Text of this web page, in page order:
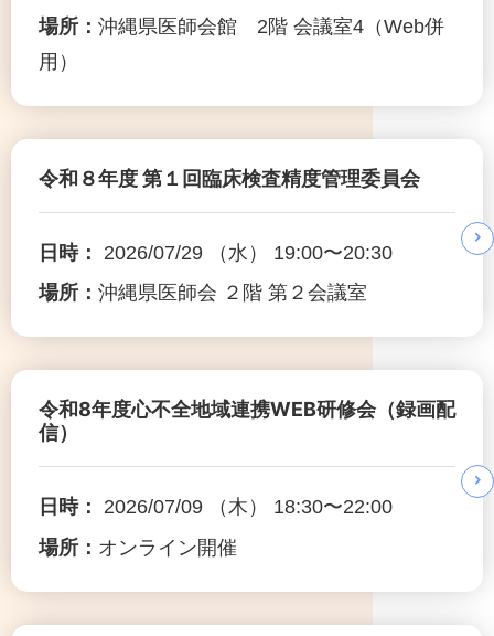
場所： 沖縄県医師会館 2階 会議室4（Web併
用）
令和８年度 第１回臨床検査精度管理委員会
日時：
2026/07/29 （水） 19:00〜20:30
場所： 沖縄県医師会 ２階 第２会議室
令和8年度心不全地域連携WEB研修会（録画配
信）
日時：
2026/07/09 （木） 18:30〜22:00
場所： オンライン開催